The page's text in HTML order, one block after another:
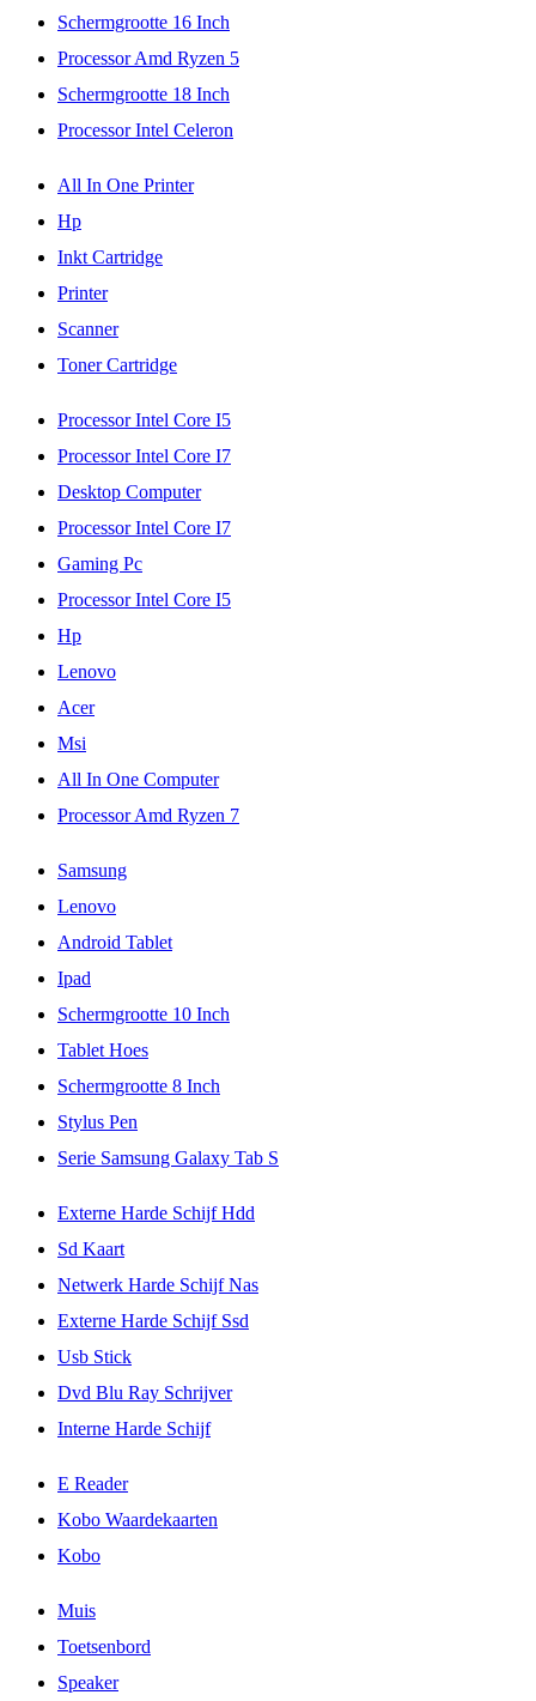
Schermgrootte 16 Inch
Processor Amd Ryzen 5
Schermgrootte 18 Inch
Processor Intel Celeron
All In One Printer
Hp
Inkt Cartridge
Printer
Scanner
Toner Cartridge
Processor Intel Core I5
Processor Intel Core I7
Desktop Computer
Processor Intel Core I7
Gaming Pc
Processor Intel Core I5
Hp
Lenovo
Acer
Msi
All In One Computer
Processor Amd Ryzen 7
Samsung
Lenovo
Android Tablet
Ipad
Schermgrootte 10 Inch
Tablet Hoes
Schermgrootte 8 Inch
Stylus Pen
Serie Samsung Galaxy Tab S
Externe Harde Schijf Hdd
Sd Kaart
Netwerk Harde Schijf Nas
Externe Harde Schijf Ssd
Usb Stick
Dvd Blu Ray Schrijver
Interne Harde Schijf
E Reader
Kobo Waardekaarten
Kobo
Muis
Toetsenbord
Speaker